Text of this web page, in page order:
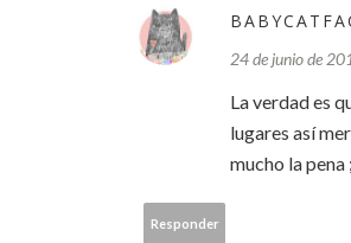
24 de junio de
La verdad es
lugares así
mucho la pena
Responder